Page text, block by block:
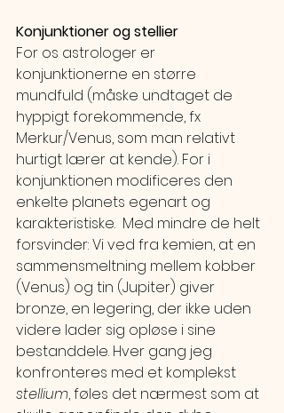
Konjunktioner og stellier
For os astrologer er
konjunktionerne en større
mundfuld (måske undtaget de
hyppigt forekommende, fx
Merkur/Venus, som man relativt
hurtigt lærer at kende). For i
konjunktionen modificeres den
enkelte planets egenart og
karakteristiske.  Med mindre de helt
forsvinder: Vi ved fra kemien, at en
sammensmeltning mellem kobber
(Venus) og tin (Jupiter) giver
bronze, en legering, der ikke uden
videre lader sig opløse i sine
bestanddele. Hver gang jeg
konfronteres med et komplekst
stellium, føles det nærmest som at